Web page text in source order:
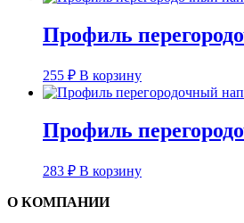
Профиль
255 ₽ В корзину
Профиль
283 ₽ В корзину
О КОМПАНИИ